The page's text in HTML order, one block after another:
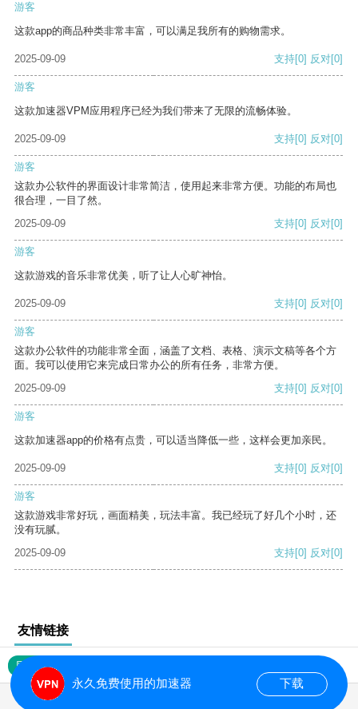
游客
这款app的商品种类非常丰富，可以满足我所有的购物需求。
2025-09-09 支持[0] 反对[0]
游客
这款加速器VPM应用程序已经为我们带来了无限的流畅体验。
2025-09-09 支持[0] 反对[0]
游客
这款办公软件的界面设计非常简洁，使用起来非常方便。功能的布局也
很合理，一目了然。
2025-09-09
支持[0] 反对[0]
游客
这款游戏的音乐非常优美，听了让人心旷神怡。
2025-09-09 支持[0] 反对[0]
游客
这款办公软件的功能非常全面，涵盖了文档、表格、演示文稿等各个方
面。我可以使用它来完成日常办公的所有任务，非常方便。
2025-09-09
支持[0] 反对[0]
游客
这款加速器app的价格有点贵，可以适当降低一些，这样会更加亲民。
2025-09-09 支持[0] 反对[0]
游客
这款游戏非常好玩，画面精美，玩法丰富。我已经玩了好几个小时，还
没有玩腻。
2025-09-09
支持[0] 反对[0]
友情链接
网站地图
永久免费使用的加速器 下载